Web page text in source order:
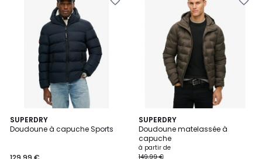
SUPERDRY
Doudoune à capuche Sports
5
/
14
Couleurs
SUPERDRY
Doudoune matelassée à
capuche
à partir de
149,99 €
3
Couleurs